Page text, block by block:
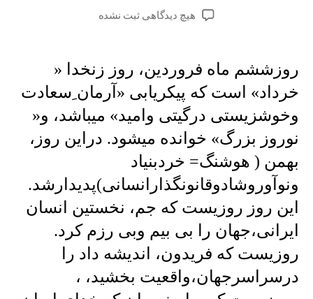
نوشته
هیچ دیدگاهیبرای
روز
زنخدا
خرداد»
…
ثبت نشده
روزششم ماه فروردین، روز زنخدا «
خرداد» است که پیکریابی «آرمان ِسعادت
وخوشزیستی درگیتی وامید» میباشد، و«
نوروز بزرگ» خوانده میشود. دراین روز،
بهمن ( هوشنگ= خردبنیاد
ونوآوروشادوقانونگذارانسانی)پدیدارشد.
این روز روزیست که جم، نخستین انسان
ایرانی،جهان را بی بیم وبی رزم کرد.
روزیست که فریدون، اندیشه داد را
درسراسرجهان،واقعیت بخشید، ،